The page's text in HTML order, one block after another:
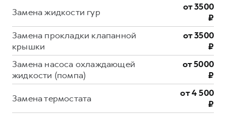
Замена жидкости гур
от 3500
₽
Замена прокладки клапанной
крышки
от 3500
₽
Замена насоса охлаждающей
жидкости (помпа)
от 5000
₽
Замена термостата
от 4 500
₽